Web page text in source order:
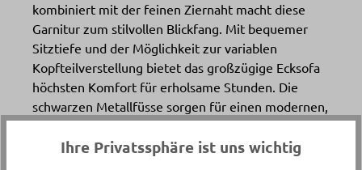
kombiniert mit der feinen Ziernaht macht diese
Garnitur zum stilvollen Blickfang. Mit bequemer
Sitztiefe und der Möglichkeit zur variablen
Kopfteilverstellung bietet das großzügige Ecksofa
höchsten Komfort für erholsame Stunden. Die
schwarzen Metallfüsse sorgen für einen modernen,
leichten Abschluss. Entdecke diese Leder-
Polstergarnitur bei Delta Möbel in Haag.
Ihre Privatssphäre ist uns wichtig